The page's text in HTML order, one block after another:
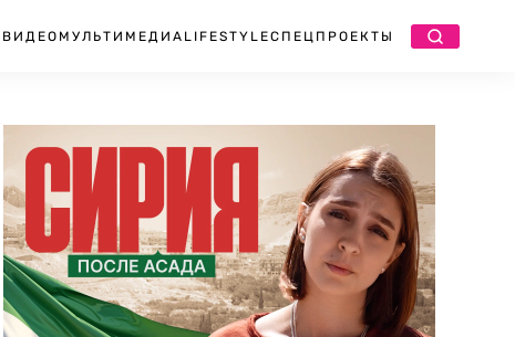
ВИДЕО МУЛЬТИМЕДИА LIFESTYLEСПЕЦПРОЕКТЫ